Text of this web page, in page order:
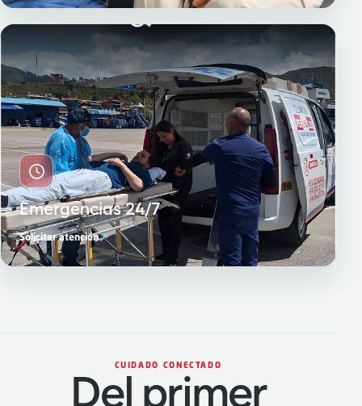
Emergencias 24/7
Solicitar atención↗
CUIDADO CONECTADO
Del primer